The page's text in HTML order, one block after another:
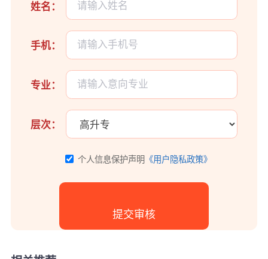
姓名：
手机：
专业：
层次：
个人信息保护声明 《用户隐私政策》